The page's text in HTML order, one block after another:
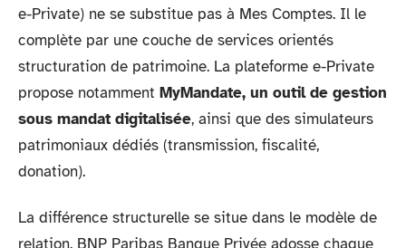
e-Private) ne se substitue pas à Mes Comptes. Il le
complète par une couche de services orientés
structuration de patrimoine. La plateforme e-Private
propose notamment MyMandate, un outil de gestion
sous mandat digitalisée, ainsi que des simulateurs
patrimoniaux dédiés (transmission, fiscalité,
donation).
La différence structurelle se situe dans le modèle de
relation. BNP Paribas Banque Privée adosse chaque